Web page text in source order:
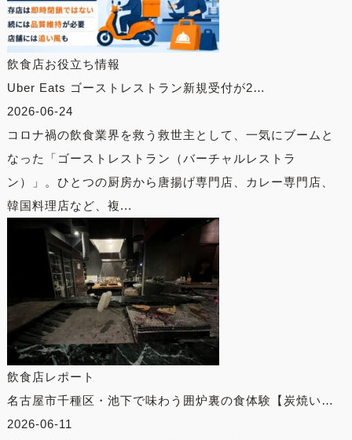
飲食店お役立ち情報
Uber Eats ゴーストレストラン新規受付が2…
2026-06-24
コロナ禍の飲食業界を救う救世主として、一気にブームと
なった「ゴーストレストラン（バーチャルレストラ
ン）」。ひとつの厨房から唐揚げ専門店、カレー専門店、
韓国料理店など、複...
飲食店レポート
名古屋市千種区・池下で味わう囲炉裏の食体験【炭焼い…
2026-06-11